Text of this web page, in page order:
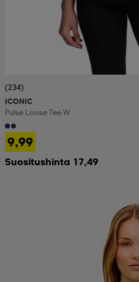
(234)
ICONIC
Pulse Loose Tee W
9,99
Suositushinta 17,49